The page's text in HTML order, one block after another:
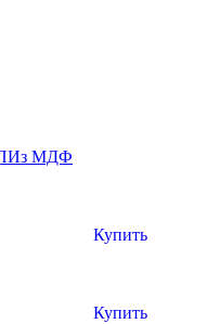
Из МДФ
Купить
Купить